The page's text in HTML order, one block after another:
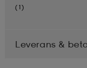
(1)
Leverans &